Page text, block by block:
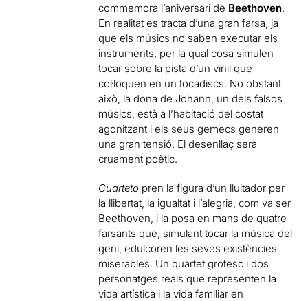
commemora l’aniversari de Beethoven.
En realitat es tracta d’una gran farsa, ja
que els músics no saben executar els
instruments, per la qual cosa simulen
tocar sobre la pista d’un vinil que
col·loquen en un tocadiscs. No obstant
això, la dona de Johann, un dels falsos
músics, està a l’habitació del costat
agonitzant i els seus gemecs generen
una gran tensió. El desenllaç serà
cruament poètic.
Cuarteto pren la figura d’un lluitador per
la llibertat, la igualtat i l’alegria, com va ser
Beethoven, i la posa en mans de quatre
farsants que, simulant tocar la música del
geni, edulcoren les seves existències
miserables. Un quartet grotesc i dos
personatges reals que representen la
vida artística i la vida familiar en